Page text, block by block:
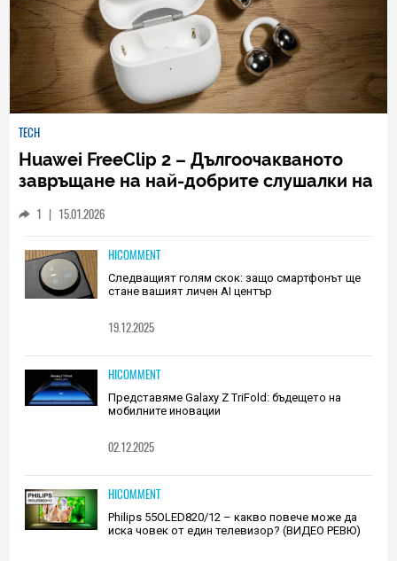
TECH
Huawei FreeClip 2 – Дългоочакваното
завръщане на най-добрите слушалки на
1 | 15.01.2026
HICOMMENT
Следващият голям скок: защо смартфонът ще
стане вашият личен AI център
19.12.2025
HICOMMENT
Представяме Galaxy Z TriFold: бъдещето на
мобилните иновации
02.12.2025
HICOMMENT
Philips 55OLED820/12 – какво повече може да
иска човек от един телевизор? (ВИДЕО РЕВЮ)